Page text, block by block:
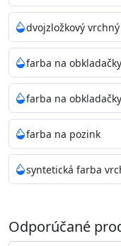
dvojzložkový
farba na
farba na
farba na pozink
syntetická farba
Odporúčané